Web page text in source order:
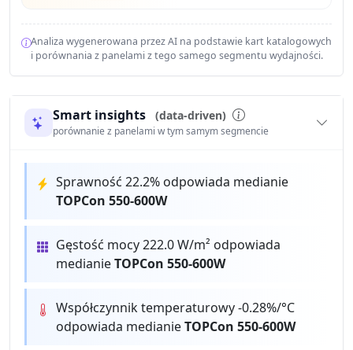
Analiza wygenerowana przez AI na podstawie kart katalogowych
i porównania z panelami z tego samego segmentu wydajności.
Smart insights (data-driven)
porównanie z panelami w tym samym segmencie
Sprawność 22.2% odpowiada medianie
TOPCon 550-600W
Gęstość mocy 222.0 W/m² odpowiada
medianieTOPCon 550-600W
Współczynnik temperaturowy -0.28%/°C
odpowiada medianieTOPCon 550-600W